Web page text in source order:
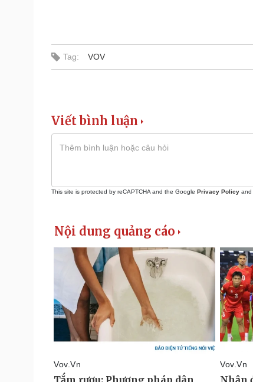
Tag: VOV
Viết bình luận
This site is protected by reCAPTCHA and the Google Privacy Policy and